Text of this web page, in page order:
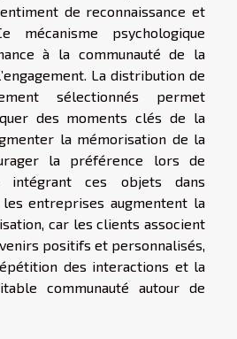
de reconnaissance et
mécanisme psychologique
à la communauté de la
La distribution de
sélectionnés permet
des moments clés de la
la mémorisation de la
la préférence lors de
intégrant ces objets dans
les entreprises augmentent la
car les clients associent
positifs et personnalisés,
des interactions et la
communauté autour de